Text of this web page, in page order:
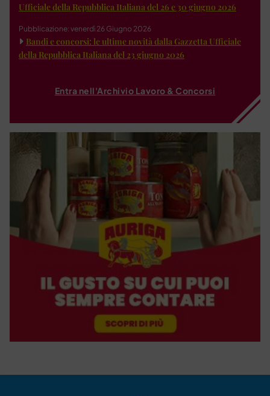
Ufficiale della Repubblica Italiana del 26 e 30 giugno 2026
Pubblicazione: venerdì 26 Giugno 2026
Bandi e concorsi: le ultime novità dalla Gazzetta Ufficiale
della Repubblica Italiana del 23 giugno 2026
Entra nell'Archivio Lavoro & Concorsi